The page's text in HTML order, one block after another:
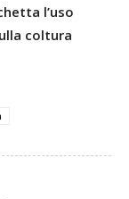
l’uso
coltura